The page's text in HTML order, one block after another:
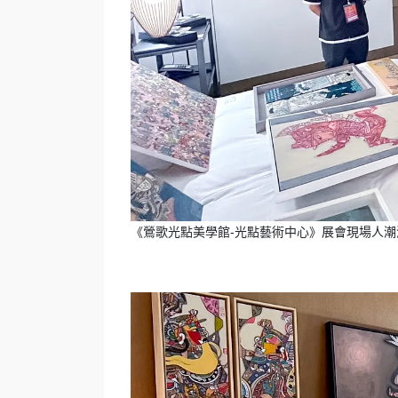
《鶯歌光點美學館-光點藝術中心》展會現場人